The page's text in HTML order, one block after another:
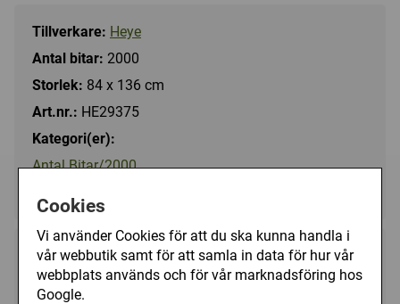
Cookies
Vi använder Cookies för att du ska kunna handla i
vår webbutik samt för att samla in data för hur vår
webbplats används och för vår marknadsföring hos
Google.
Tillverkare: Heye
Antal bitar: 2000
Storlek: 84 x 136 cm
Art.nr.: HE29375
Kategori(er):
Antal Bitar/2000
329 kr Utgått